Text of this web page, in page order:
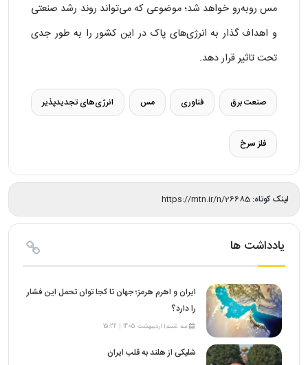
مس روبه‌رو خواهد شد؛ موضوعی که می‌تواند روند رشد صنعتی
و اهداف گذار به انرژی‌های پاک در این کشور را به‌ طور جدی
تحت تاثیر قرار دهد.
صنعت برق فناوری مس انرژی‌های تجدیدپذیر
فلز سرخ
لینک کوتاه: https://mtn.ir/n/26685
یادداشت ها
ایران و اهرم هرمز؛ جهان تا کجا توان تحمل این فشار
را دارد؟
سه شنبه,1 اردیبهشت 1405 | 15:22
شلیکی از هلند به قلب ایران